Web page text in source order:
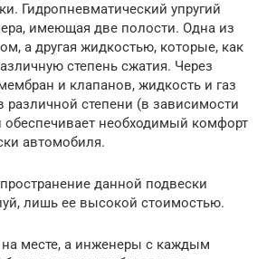
Гидропневматический упругий
имеющая две полости. Одна из
а другая жидкостью, которые, как
степень сжатия. Через
и клапанов, жидкость и газ
различной степени (в зависимости
обеспечивает необходимый комфорт
автомобиля.
данной подвески
лишь ее высокой стоимостью.
на месте, а инженеры с каждым